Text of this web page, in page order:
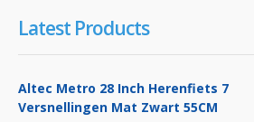
Latest Products
Altec Metro 28 Inch Herenfiets 7
Versnellingen Mat Zwart 55CM